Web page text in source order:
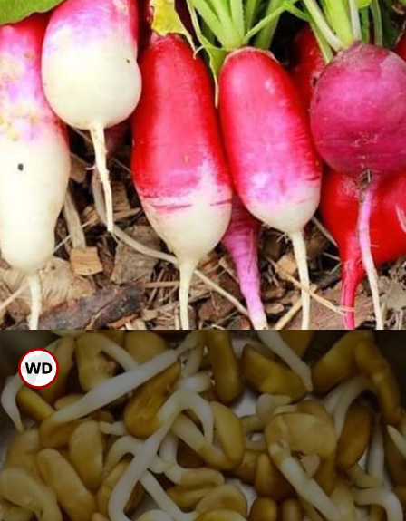
ದೇಹದಲ್ಲಿರುವ ವಿಷಕಾರೀ ಅಂಶವನ್ನು
ಹೊರಹಾಕುವ ಸಾಮರ್ಥ್ಯವಿದ್ದು,
ಪಿತ್ತಕೋಶದ ಆರೋಗ್ಯಕ್ಕೂ ಉತ್ತಮ.